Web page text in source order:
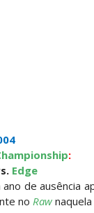
:
Edge
de ausência
no Raw